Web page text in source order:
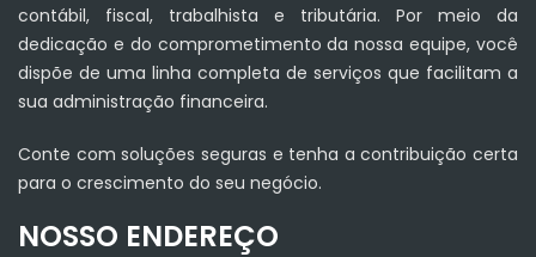
contábil, fiscal, trabalhista e tributária. Por meio da
dedicação e do comprometimento da nossa equipe, você
dispõe de uma linha completa de serviços que facilitam a
sua administração financeira.
Conte com soluções seguras e tenha a contribuição certa
para o crescimento do seu negócio.
NOSSO ENDEREÇO